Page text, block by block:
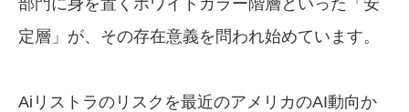
定層」が、その存在意義を問われ始めています。
Aiリストラのリスクを最近のアメリカのAI動向か